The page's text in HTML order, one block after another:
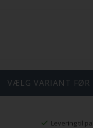
Levering til